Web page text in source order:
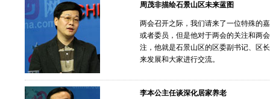
周茂非描绘石景山区未来蓝图
两会召开之际，我们请来了一位特殊的
或者委员，但是他对于两会的关注和两
注，他就是石景山区的区委副书记、区
来发展和大家进行交流。
李本公主任谈深化居家养老